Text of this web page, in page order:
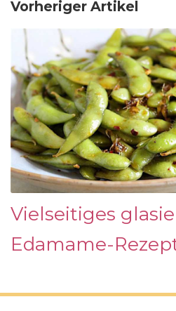
Vorheriger Artikel
Vielseitiges
Edamame-